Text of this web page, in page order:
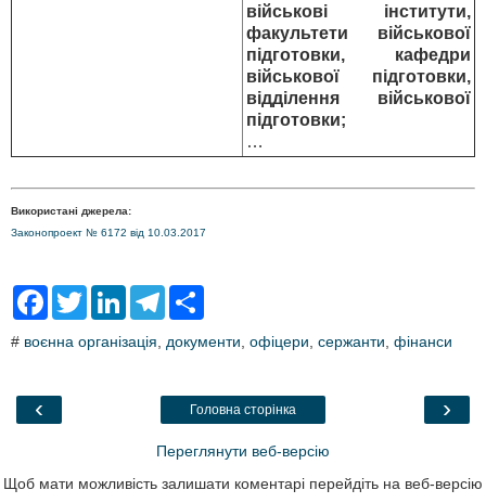
військові інститути,
факультети військової
підготовки, кафедри
військової підготовки,
відділення військової
підготовки;
…
Використані джерела:
Законопроект № 6172 від 10.03.2017
F
e
o
T
t
L
k
T
e
a
r
# воєнна організація документи офіцери сержанти фінанси
‹ ›
Головна сторінка
Переглянути веб-версію
Щоб мати можливість залишати коментарі перейдіть на веб-версію